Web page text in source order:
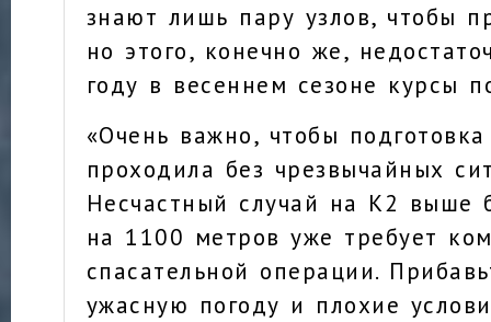
знают лишь пару узлов, чтобы
но этого, конечно же,
году в весеннем сезоне курсы
«Очень важно, чтобы
проходила без чрезвычайных
Несчастный случай на К2 выше
на 1100 метров уже требует
спасательной операции.
ужасную погоду и плохие